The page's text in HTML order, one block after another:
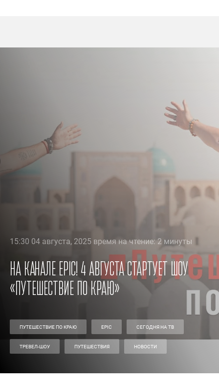
15:30 04 августа, 2025 время на чтение: 2 минуты
На канале EPIC! 4 августа стартует шоу
«Путешествие по краю»
ПУТЕШЕСТВИЕ ПО КРАЮ EPIC СЕГОДНЯ НА ТВ
ТРЕВЕЛ-ШОУ ПУТЕШЕСТВИЯ НОВОСТИ